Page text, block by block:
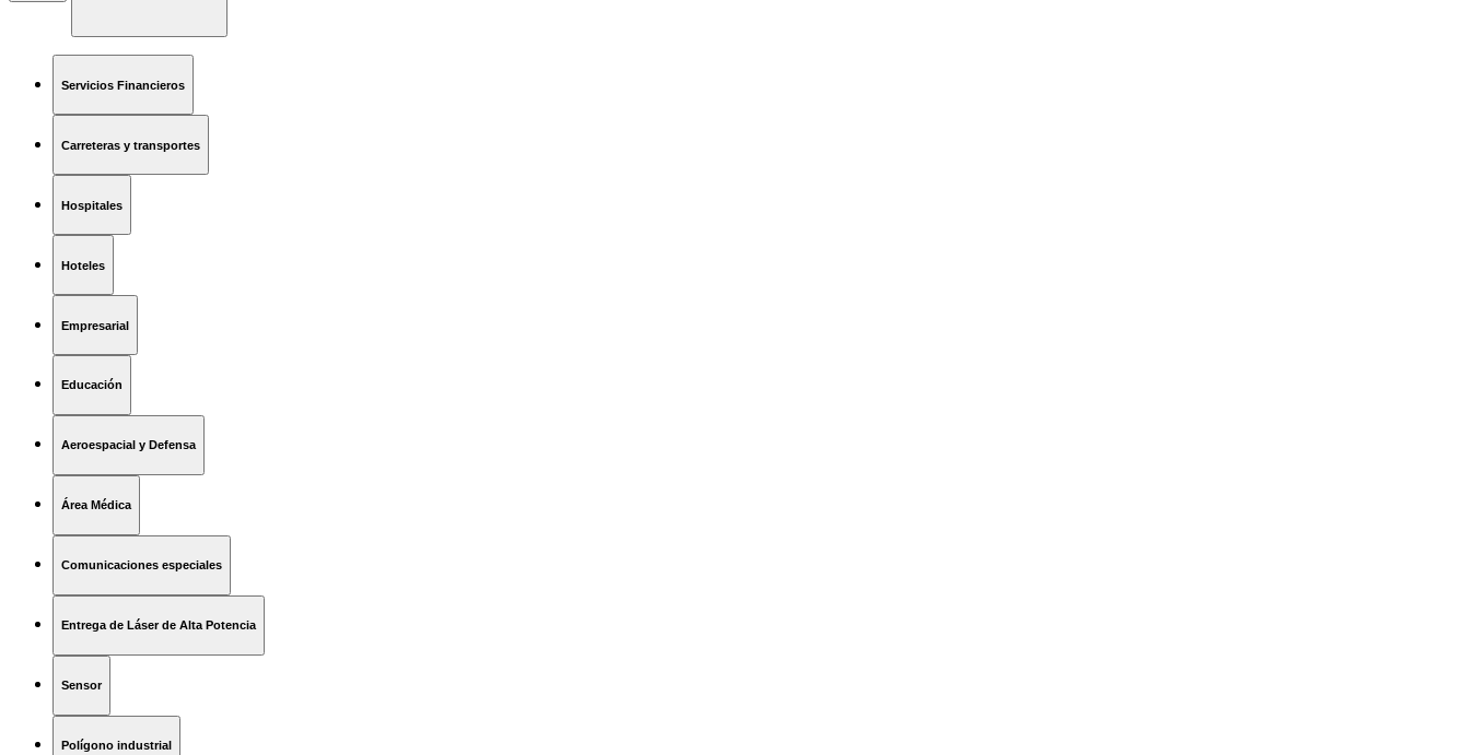
Servicios Financieros
Carreteras y transportes
Hospitales
Hoteles
Empresarial
Educación
Aeroespacial y Defensa
Área Médica
Comunicaciones especiales
Entrega de Láser de Alta Potencia
Sensor
Polígono industrial